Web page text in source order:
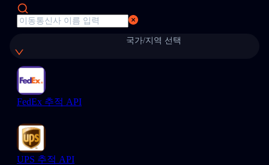
국가/지역 선택
FedEx 추적 API
UPS 추적 API